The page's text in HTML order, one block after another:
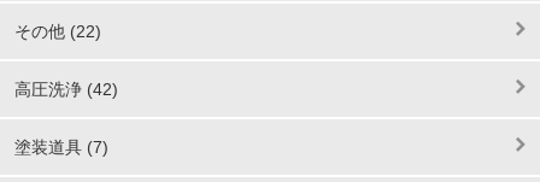
その他 (22)
高圧洗浄 (42)
塗装道具 (7)